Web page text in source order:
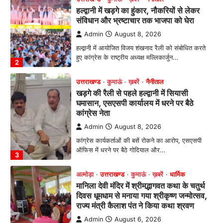
2
हल्द्वानी में खड़गे का हुंकार, नौकरियों से लेकर
संविधान और भ्रष्टाचार तक भाजपा को घेरा
Admin August 8, 2026
हल्द्वानी में आयोजित विजय शंखनाद रैली को संबोधित करते
हुए कांग्रेस के राष्ट्रीय अध्यक्ष मल्लिकार्जुन…
3
उत्तराखण्ड कुमाऊं ख़बरें नैनीताल
खड़गे की रैली से पहले हल्द्वानी में सियासी
घमासान, एसएसपी कार्यालय में धरने पर बैठे
कांग्रेस नेता
Admin August 8, 2026
कांग्रेस कार्यकर्ताओं की बसें रोकने का आरोप, एसएसपी
ऑफिस में धरने पर बैठे गोदियाल और…
अल्मोड़ा उत्तराखण्ड कुमाऊं ख़बरें धार्मिक
मानिला देवी मंदिर में श्रीमद्भागवत कथा के चतुर्थ
दिवस धूमधाम से मनाया गया श्रीकृष्ण जन्मोत्सव,
राज्य मंत्री कैलाश पंत ने किया कथा श्रवण
Admin August 6, 2026